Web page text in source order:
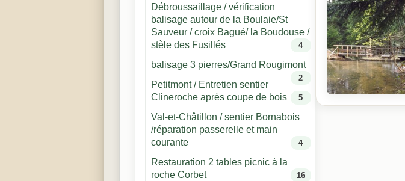
Débroussaillage / vérification
balisage autour de la Boulaie/St
Sauveur / croix Bagué/ la Boudouse /
stèle des Fusillés
4
balisage 3 pierres/Grand Rougimont
2
Petitmont / Entretien sentier
Clineroche après coupe de bois
5
Val-et-Châtillon / sentier Bornabois
/réparation passerelle et main
courante
4
Restauration 2 tables picnic à la
roche Corbet
16